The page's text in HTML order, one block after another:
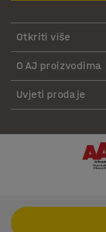
Otkriti više
O AJ proizvodima
Uvjeti prodaje